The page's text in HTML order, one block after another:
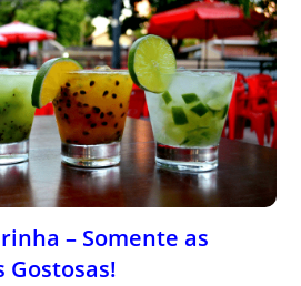
– Somente as
Gostosas!